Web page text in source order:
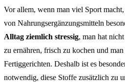
Vor allem, wenn man viel Sport
von Nahrungsergänzungsmitteln
Alltag ziemlich stressig, man hat
zu ernähren, frisch zu kochen und
Fertiggerichten. Deshalb ist es
notwendig, diese Stoffe zusätzlich zu